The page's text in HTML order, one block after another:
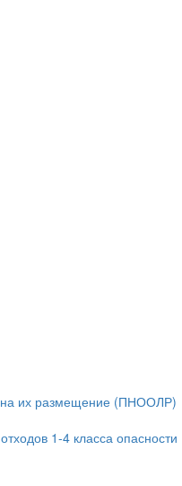
на их размещение (ПНООЛР)
1-4 класса опасности